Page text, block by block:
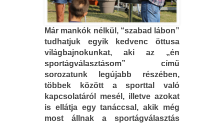
Már mankók nélkül, “szabad lábon”
tudhatjuk egyik kedvenc öttusa
világbajnokunkat, aki az „én
sportágválasztásom” című
sorozatunk legújabb részében,
többek között a sporttal való
kapcsolatáról mesél, illetve azokat
is ellátja egy tanáccsal, akik még
most állnak a sportágválasztás